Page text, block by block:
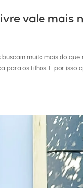
vale mais
muito mais do
os filhos. É por isso